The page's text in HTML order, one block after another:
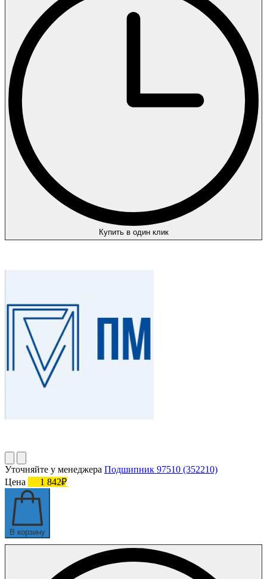
Купить в один клик
Уточняйте у менеджера Подшипник 97510 (352210)
Цена
1 842₽
В корзину